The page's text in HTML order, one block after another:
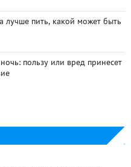
лучше пить, какой может быть
пользу или вред принесет